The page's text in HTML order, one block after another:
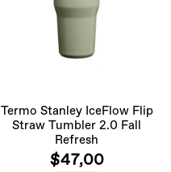
Termo Stanley IceFlow Flip
Straw Tumbler 2.0 Fall
Refresh
$47,00